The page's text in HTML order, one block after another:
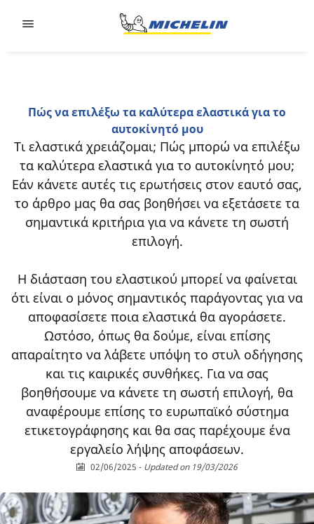
Πώς να επιλέξω τα καλύτερα ελαστικά για το
αυτοκίνητό μου
Τι ελαστικά χρειάζομαι; Πώς μπορώ να επιλέξω
τα καλύτερα ελαστικά για το αυτοκίνητό μου;
Εάν κάνετε αυτές τις ερωτήσεις στον εαυτό σας,
το άρθρο μας θα σας βοηθήσει να εξετάσετε τα
σημαντικά κριτήρια για να κάνετε τη σωστή
επιλογή.
H διάσταση του ελαστικού μπορεί να φαίνεται
ότι είναι ο μόνος σημαντικός παράγοντας για να
αποφασίσετε ποια ελαστικά θα αγοράσετε.
Ωστόσο, όπως θα δούμε, είναι επίσης
απαραίτητο να λάβετε υπόψη το στυλ οδήγησης
και τις καιρικές συνθήκες. Για να σας
βοηθήσουμε να κάνετε τη σωστή επιλογή, θα
αναφέρουμε επίσης το ευρωπαϊκό σύστημα
ετικετογράφησης και θα σας παρέχουμε ένα
εργαλείο λήψης αποφάσεων.
02/06/2025 - Updated on 19/03/2026